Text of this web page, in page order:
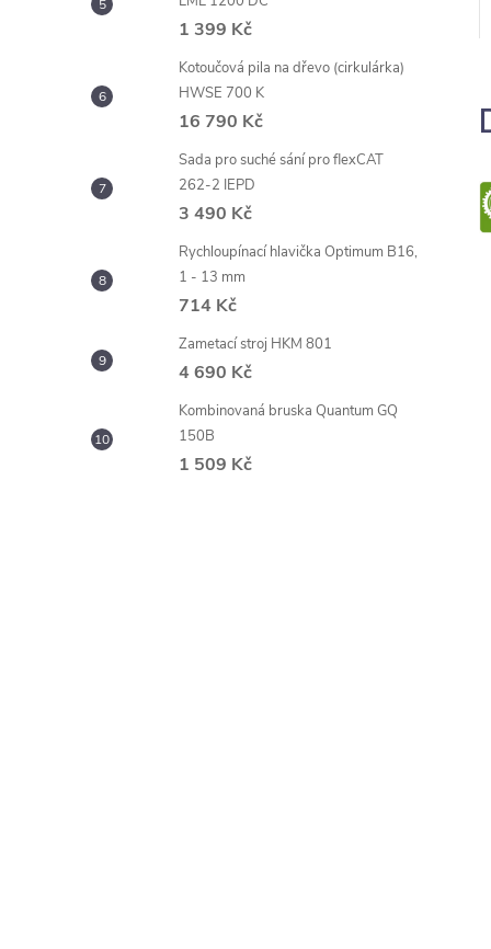
1 399 Kč
Kotoučová pila na dřevo (cirkulárka)
HWSE 700 K
16 790 Kč
Sada pro suché sání pro flexCAT
262-2 IEPD
3 490 Kč
Rychloupínací hlavička Optimum B16,
1 - 13 mm
714 Kč
Zametací stroj HKM 801
4 690 Kč
Kombinovaná bruska Quantum GQ
150B
1 509 Kč